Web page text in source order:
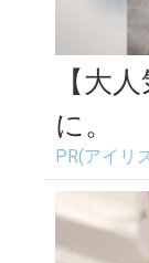
【大
に。
PR(アイリ